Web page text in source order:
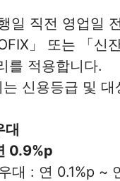
일 직전 영업일
」 또는 「신
를 적용합니다.
신용등급 및
대
0.9%p
대 : 연 0.1%p ~